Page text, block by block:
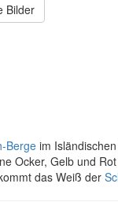
Bilder
Berge im
Ocker, Gelb und
das Weiß der